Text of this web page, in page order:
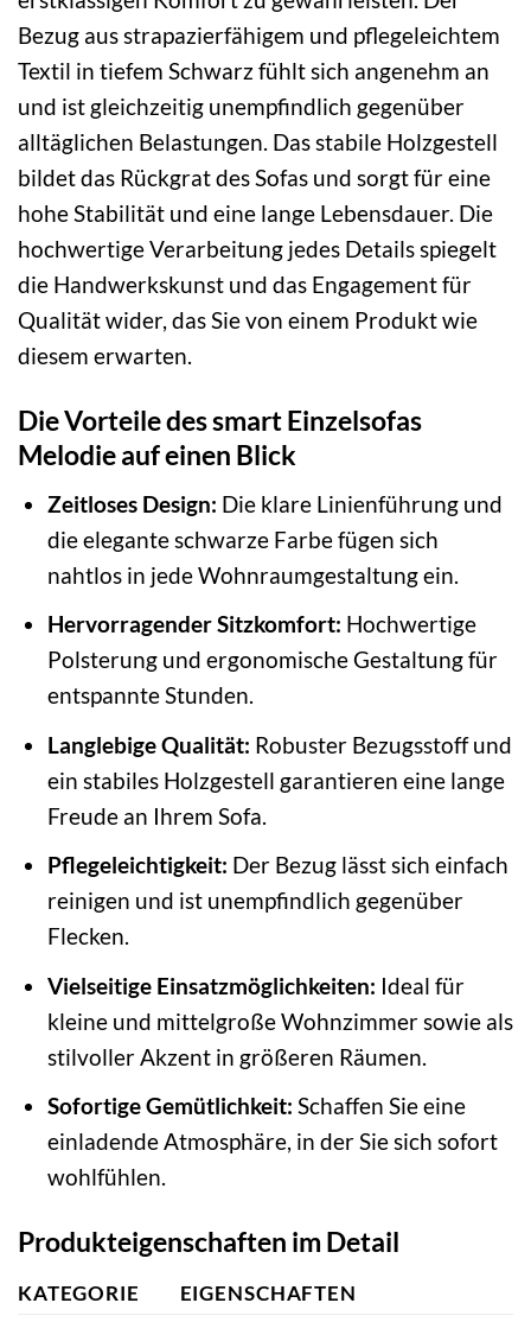
Bezug aus strapazierfähigem und pflegeleichtem
Textil in tiefem Schwarz fühlt sich angenehm an
und ist gleichzeitig unempfindlich gegenüber
alltäglichen Belastungen. Das stabile Holzgestell
bildet das Rückgrat des Sofas und sorgt für eine
hohe Stabilität und eine lange Lebensdauer. Die
hochwertige Verarbeitung jedes Details spiegelt
die Handwerkskunst und das Engagement für
Qualität wider, das Sie von einem Produkt wie
diesem erwarten.
Die Vorteile des smart Einzelsofas
Melodie auf einen Blick
Zeitloses Design: Die klare Linienführung und
die elegante schwarze Farbe fügen sich
nahtlos in jede Wohnraumgestaltung ein.
Hervorragender Sitzkomfort: Hochwertige
Polsterung und ergonomische Gestaltung für
entspannte Stunden.
Langlebige Qualität: Robuster Bezugsstoff und
ein stabiles Holzgestell garantieren eine lange
Freude an Ihrem Sofa.
Pflegeleichtigkeit: Der Bezug lässt sich einfach
reinigen und ist unempfindlich gegenüber
Flecken.
Vielseitige Einsatzmöglichkeiten: Ideal für
kleine und mittelgroße Wohnzimmer sowie als
stilvoller Akzent in größeren Räumen.
Sofortige Gemütlichkeit: Schaffen Sie eine
einladende Atmosphäre, in der Sie sich sofort
wohlfühlen.
Produkteigenschaften im Detail
KATEGORIE EIGENSCHAFTEN